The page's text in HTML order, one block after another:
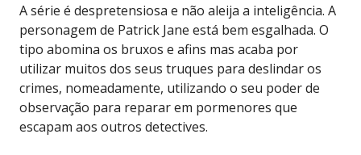
A série é despretensiosa e não aleija a inteligência. A
personagem de Patrick Jane está bem esgalhada. O
tipo abomina os bruxos e afins mas acaba por
utilizar muitos dos seus truques para deslindar os
crimes, nomeadamente, utilizando o seu poder de
observação para reparar em pormenores que
escapam aos outros detectives.